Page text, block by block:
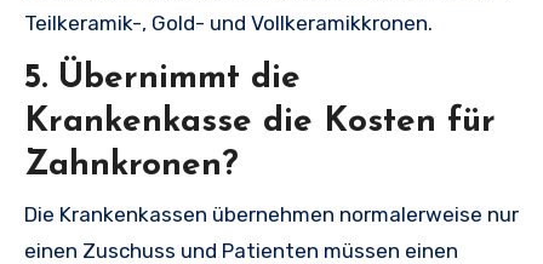
Teilkeramik-, Gold- und Vollkeramikkronen.
5. Übernimmt die
Krankenkasse die Kosten für
Zahnkronen?
Die Krankenkassen übernehmen normalerweise nur
einen Zuschuss und Patienten müssen einen